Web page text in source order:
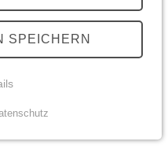
Radwegenetz
klimafreundliche
SPEICHERN